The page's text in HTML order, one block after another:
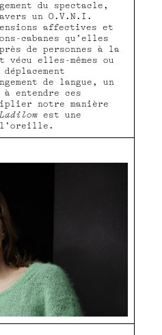
du spectacle,
un O.V.N.I.
affectives et
cabanes qu’elles
de personnes à la
elles-mêmes ou
de langue, un
à entendre ces
notre manière
Ladilom est une
l’oreille.